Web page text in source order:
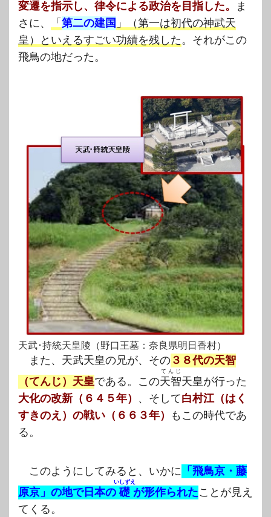
変遷を指示し、律令による政治を目指した。
ま
さに、
「第二の建国 」（第一は初代の神武天
皇）といえるすごい功績を残した。それがこの
飛鳥の地だった。
天武･持統天皇陵（野口王墓：奈良県明日香村）
また、天武天皇の兄が、その３８代の天智
（てんじ）天皇である。この天智
てんじ
天皇が行った
大化の改新（６４５年） 、そして白村江（はく
すきのえ）の戦い（６６３年）
もこの時代であ
る。
このようにしてみると、いかに 「飛鳥京・藤
原京」の地で日本の 礎
いしずえ
が形作られたことが見え
てくる。